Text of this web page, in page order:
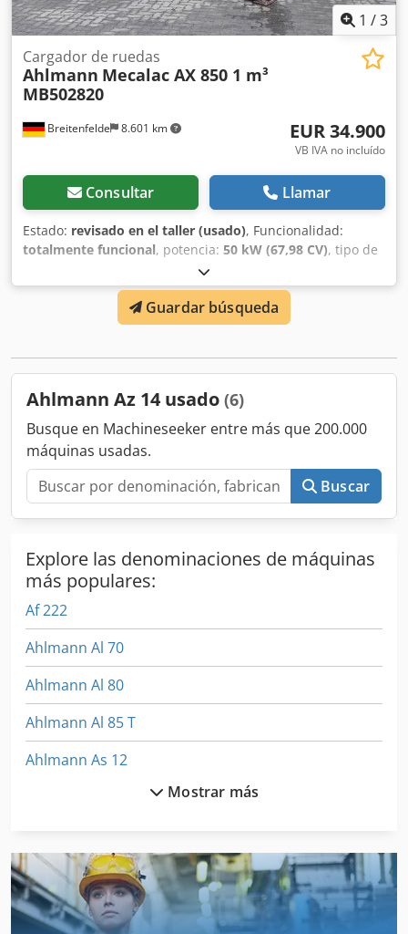
1 /3
Breitenfelde 8.601 km
Cargador de ruedas
Ahlmann Mecalac AX 850 1 m³
MB502820
EUR 34.900
VB IVA no incluído
Consultar Llamar
Estado: revisado en el taller (usado), Funcionalidad:
totalmente funcional, potencia: 50 kW (67,98 CV), tipo de
, peso operativo:
neumático:405/70 R 18, volumen de la pala:1 m³, Año de
, horas de funcionamiento:
UVV, cabina, faros adicionales, hidráulica,
Motor Fase V, 20. km/versión, Sistema hidráulico auxiliar
circuito adicional, Dedetrna Hjpfx Apiock Asiento confort
Grammer, Neumáticos Mitas 405/70 R18, Caja de
almacenamiento con tapa, Luces de trabajo traseras,
preparación para radio, enganche rápido hidráulico,
Cucharón estándar con borde de corte soldado y por lo
tanto 1 metro cúbico, horquilla portapalets
Guardar búsqueda
Ahlmann Az 14 usado (6)
Busque en Machineseeker entre más que 200.000
máquinas usadas.
Buscar
Explore las denominaciones de máquinas
más populares:
Af 222
Ahlmann Al 70
Ahlmann Al 80
Ahlmann Al 85 T
Ahlmann As 12
Ahlmann As 70
Ahlmann As 90
Mostrar más